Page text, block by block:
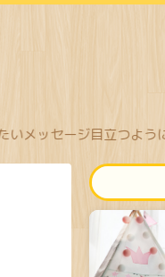
立つように表示できます